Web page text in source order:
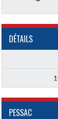
DÉTAILS
PESSAC